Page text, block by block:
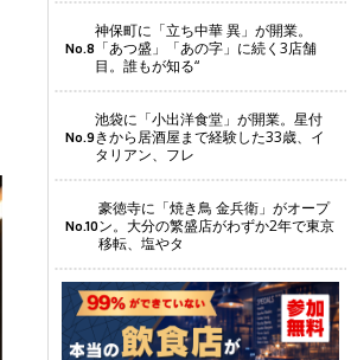
No.8
神保町に「立ち中華 異」が開業。
「あつ盛」「あの字」に続く3店舗
目。誰もが知る“
No.9
池袋に「小出洋食堂」が開業。星付
きから居酒屋まで経験した33歳、イ
タリアン、フレ
No.10
豪徳寺に「焼き鳥 金兵衛」がオープ
ン。大分の繁盛店がわずか2年で東京
移転、塩やタ